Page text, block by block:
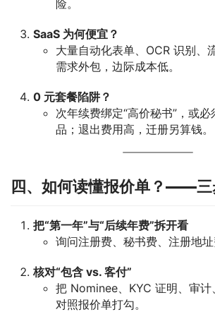
险。
SaaS 为何便宜？
大量自动化表单、OCR 识别、
需求外包，边际成本低。
0 元套餐陷阱？
次年续费绑定“高价秘书”，或
品；退出费用高，迁册另算钱。
四、如何读懂报价单？——三
把“第一年”与“后续年费”拆开看
询问注册费、秘书费、注册地址
核对“包含 vs. 客付”
把 Nominee、KYC 证明、审计
对照报价单打勾。